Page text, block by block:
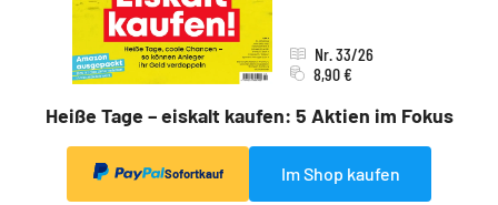
Heiße Tage – eiskalt kaufen: 5 Aktien im Fokus
Nr. 33/26
8,90 €
Sofortkauf Im Shop kaufen